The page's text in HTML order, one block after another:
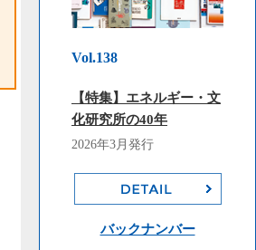
Vol.138
【特集】エネルギー・文
化研究所の40年
2026年3月発行
バックナンバー